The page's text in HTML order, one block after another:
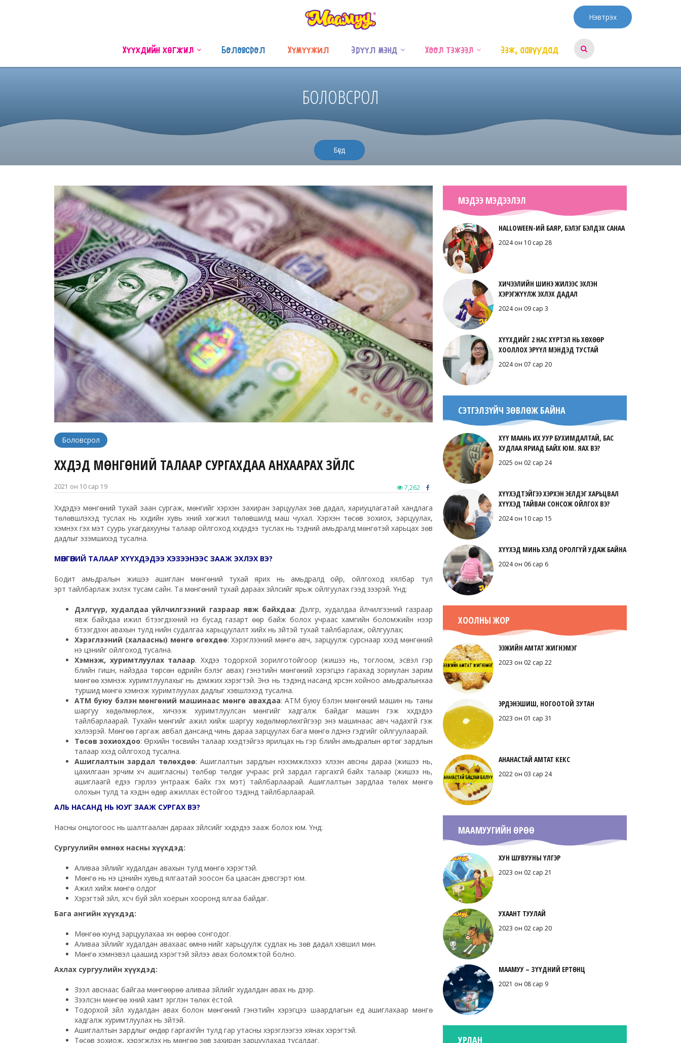
Нэвтрэх
Хүүхдийн хөгжил Боловсрол Хүмүүжил Эрүүл мэнд Хоол тэжээл Ээж, аавуудад
БОЛОВСРОЛ
Бүгд
Боловсрол
ХҮҮХДЭД МӨНГӨНИЙ ТАЛААР СУРГАХДАА АНХААРАХ ЗҮЙЛС
2021 он 10 сар 19 7,262
Хүүхдэдээ мөнгөний тухай заан сургаж, мөнгийг хэрхэн захиран зарцуулах зөв дадал, хариуцлагатай хандлага
төлөвшүүлэхэд туслах нь хүүхдийн хувь хүний хөгжил төлөвшилд маш чухал. Хэрхэн төсөв зохиох, зарцуулах,
хэмнэх гэх мэт суурь ухагдахууны талаар ойлгоход хүүхдэдээ туслах нь тэдний амьдралд мөнгөтэй харьцах зөв
дадлыг эзэмшихэд тусална.
МӨНГӨНИЙ ТАЛААР ХҮҮХДЭДЭЭ ХЭЗЭЭНЭЭС ЗААЖ ЭХЛЭХ ВЭ?
Бодит амьдралын жишээ ашиглан мөнгөний тухай ярих нь амьдралд ойр, ойлгоход хялбар тул
эрт тайлбарлаж эхлэх тусам сайн. Та мөнгөний тухай дараах зүйлсийг ярьж ойлгуулах гээд үзээрэй. Үүнд:
Дэлгүүр, худалдаа үйлчилгээний газраар явж байхдаа: Дэлгүүр, худалдаа үйлчилгээний газраар
явж байхдаа ижил бүтээгдэхүүний үнэ бусад газарт өөр байж болох учраас хамгийн боломжийн үнээр
бүтээгдэхүүн авахын тулд үнийн судалгаа харьцуулалт хийх нь зүйтэй тухай тайлбарлаж, ойлгуулах;
Хэрэглээний (xалаасны) мөнгө өгөхдөө: Хэрэглээний мөнгө авч, зарцуулж сурснаар хүүхэд мөнгөний
үнэ цэнийг ойлгоход тусална.
Хэмнэж, хуримтлуулах талаар. Хүүхдээ тодорхой зорилготойгоор (жишээ нь, тоглоом, эсвэл гэр
бүлийн гишүүн, найздаа төрсөн өдрийн бэлэг авах) гэнэтийн мөнгөний хэрэгцээ гарахад зориулан зарим
мөнгөө хэмнэж хуримтлуулахыг нь дэмжих хэрэгтэй. Энэ нь тэдэнд насанд хүрсэн хойноо амьдралынхаа
туршид мөнгө хэмнэж хуримтлуулах дадлыг хэвшүүлэхэд тусална.
ATM буюу бэлэн мөнгөний машинаас мөнгө авахдаа: АТМ буюу бэлэн мөнгөний машин нь таны
шаргуу хөдөлмөрлөж, хичээж хуримтлуулсан мөнгийг хадгалж байдаг машин гэж хүүхдэдээ
тайлбарлаарай. Тухайн мөнгийг ажил хийж шаргуу хөдөлмөрлөхгүйгээр энэ машинаас авч чадахгүй гэж
хэлээрэй. Мөнгөө гаргаж авбал дансанд чинь дараа зарцуулах бага мөнгө үлдэнэ гэдгийг ойлгуулаарай.
Төсөв зохиохдоо: Өрхийн төсвийн талаар хүүхэдтэйгээ ярилцах нь гэр бүлийн амьдралын өртөг зардлын
талаар хүүхэд ойлгоход тусална.
Ашиглалтын зардал төлөхдөө: Ашиглалтын зардлын нэхэмжлэхээ хүлээн авсны дараа (жишээ нь,
цахилгаан эрчим хүч ашигласны) төлбөр төлдөг учраас үргүй зардал гаргахгүй байх талаар (жишээ нь,
ашиглаагүй үедээ гэрлээ унтрааж байх гэх мэт) тайлбарлаарай. Ашиглалтын зардлаа төлөх мөнгө
олохын тулд та хэдэн өдөр ажиллах ёстойгоо тэдэнд тайлбарлаарай.
АЛЬ НАСАНД НЬ ЮУГ ЗААЖ СУРГАХ ВЭ?
Насны онцлогоос нь шалтгаалан дараах зүйлсийг хүүхдэдээ зааж болох юм. Үүнд:
Сургуулийн өмнөх насны хүүхдэд:
Аливаа зүйлийг худалдан авахын тулд мөнгө хэрэгтэй.
Мөнгө нь үнэ цэнийн хувьд ялгаатай зоосон ба цаасан дэвсгэрт юм.
Ажил хийж мөнгө олдог
Хэрэгтэй зүйл, хүсч буй зүйл хоёрын хооронд ялгаа байдаг.
Бага ангийн хүүхдэд:
Мөнгөө юунд зарцуулахаа хүн өөрөө сонгодог.
Аливаа зүйлийг худалдан авахаас өмнө үнийг харьцуулж судлах нь зөв дадал хэвшил мөн.
Мөнгө хэмнэвэл цаашид хэрэгтэй зүйлээ авах боломжтой болно.
Ахлах сургуулийн хүүхдэд:
Зээл авснаас байгаа мөнгөөрөө аливаа зүйлийг худалдан авах нь дээр.
Зээлсэн мөнгөө хүүний хамт эргүүлэн төлөх ёстой.
Тодорхой зүйл худалдан авах болон мөнгөний гэнэтийн хэрэгцээ шаардлагын үед ашиглахаар мөнгө
хадгалж хуримтлуулах нь зүйтэй.
Ашиглалтын зардлыг өндөр гаргахгүйн тулд гар утасны хэрэглээгээ хянах хэрэгтэй.
Төсөв зохиож, хэрэгжүүлэх нь мөнгөө зөв захиран зарцуулахад тусалдаг.
МЭДЭЭ МЭДЭЭЛЭЛ
HALLOWEEN-ИЙ БАЯР, БЭЛЭГ БЭЛДЭХ САНАА
2024 он 10 сар 28
ХИЧЭЭЛИЙН ШИНЭ ЖИЛЭЭС ЭХЛЭН
ХЭРЭГЖҮҮЛЖ ЭХЛЭХ ДАДАЛ
2024 он 09 сар 3
ХҮҮХДИЙГ 2 НАС ХҮРТЭЛ НЬ ХӨХӨӨР
ХООЛЛОХ ЭРҮҮЛ МЭНДЭД ТУСТАЙ
2024 он 07 сар 20
СЭТГЭЛЗҮЙЧ ЗӨВЛӨЖ БАЙНА
ХҮҮ МААНЬ ИХ УУР БУХИМДАЛТАЙ, БАС
ХУДЛАА ЯРИАД БАЙХ ЮМ. ЯАХ ВЭ?
2025 он 02 сар 24
ХҮҮХЭДТЭЙГЭЭ ХЭРХЭН ЭЕЛДЭГ ХАРЬЦВАЛ
ХҮҮХЭД ТАЙВАН СОНСОЖ ОЙЛГОХ ВЭ?
2024 он 10 сар 15
ХҮҮХЭД МИНЬ ХЭЛД ОРОЛГҮЙ УДАЖ БАЙНА
2024 он 06 сар 6
ХООЛНЫ ЖОР
ЭЭЖИЙН АМТАТ ЖИГНЭМЭГ
2023 он 02 сар 22
ЭРДЭНЭШИШ, НОГООТОЙ ЗУТАН
2023 он 01 сар 31
АНАНАСТАЙ АМТАТ КЕКС
2022 он 03 сар 24
МААМУУГИЙН ӨРӨӨ
ХУН ШУВУУНЫ ҮЛГЭР
2023 он 02 сар 21
УХААНТ ТУУЛАЙ
2023 он 02 сар 20
МААМУУ – ЗҮҮДНИЙ ЕРТӨНЦ
2021 он 08 сар 9
УРЛАН